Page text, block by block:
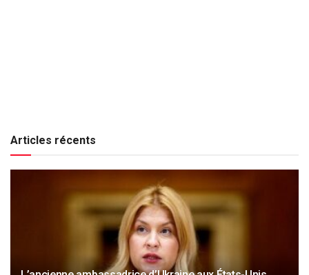
Articles récents